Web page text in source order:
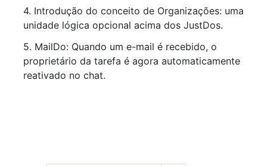
4. Introdução do conceito de Organizações: uma
unidade lógica opcional acima dos JustDos.
5. MailDo: Quando um e-mail é recebido, o
proprietário da tarefa é agora automaticamente
reativado no chat.